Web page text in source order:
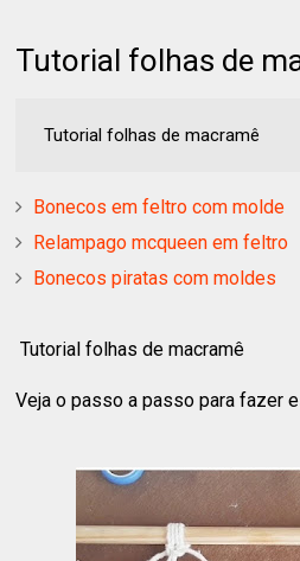
Tutorial folhas de
Tutorial folhas de macramê
Bonecos em feltro com molde
Relampago mcqueen em feltro
Bonecos piratas com moldes
Tutorial folhas de macramê
Veja o passo a passo para fazer